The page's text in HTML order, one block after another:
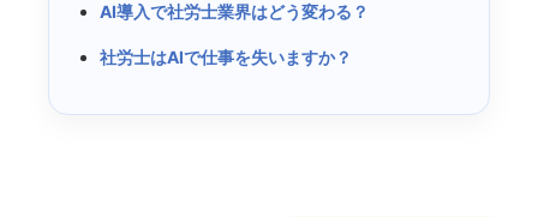
AI導入で社労士業界はどう変わる？
社労士はAIで仕事を失いますか？